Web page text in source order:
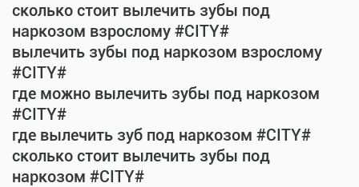
сколько стоит вылечить зубы под
наркозом взрослому #CITY#
вылечить зубы под наркозом взрослому
#CITY#
где можно вылечить зубы под наркозом
#CITY#
где вылечить зуб под наркозом #CITY#
сколько стоит вылечить зубы под
наркозом #CITY#